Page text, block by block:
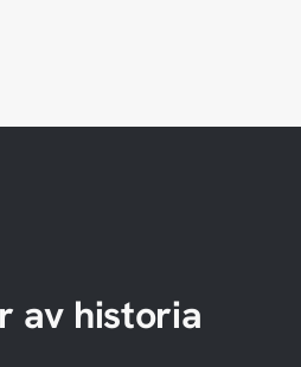
av historia